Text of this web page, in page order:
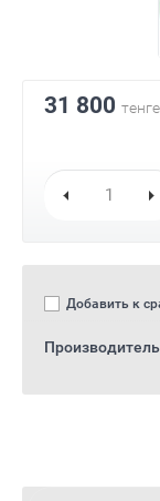
31 800 тенге
Добавить к